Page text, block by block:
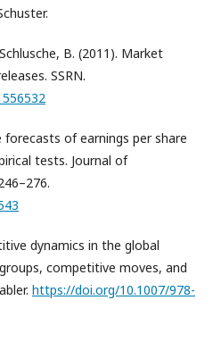
B. (2011). Market
SSRN.
forecasts of earnings per share
tests. Journal of
dynamics in the global
competitive moves, and
https://doi.org/10.1007/978-